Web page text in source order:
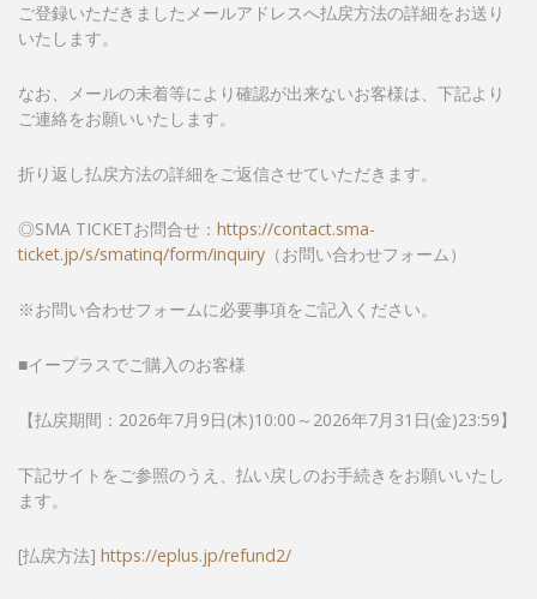
ご登録いただきましたメールアドレスへ払戻方法の詳細をお送り
いたします。
なお、メールの未着等により確認が出来ないお客様は、下記より
ご連絡をお願いいたします。
折り返し払戻方法の詳細をご返信させていただきます。
◎SMA TICKETお問合せ： https://contact.sma-
ticket.jp/s/smatinq/form/inquiry （お問い合わせフォーム）
※お問い合わせフォームに必要事項をご記入ください。
■イープラスでご購入のお客様
【払戻期間：2026年7月9日(木)10:00～2026年7月31日(金)23:59】
下記サイトをご参照のうえ、払い戻しのお手続きをお願いいたし
ます。
[払戻方法] https://eplus.jp/refund2/